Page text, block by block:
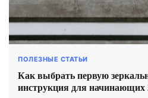
ПОЛЕЗНЫЕ СТАТЬИ
Как выбрать первую
инструкция для начинающих